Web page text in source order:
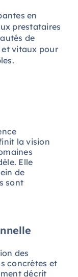
en
prestataires
de
vitaux pour
la vision
Elle
de
sont
des
concrètes et
décrit